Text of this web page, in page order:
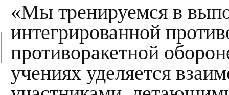
«Мы тренируемся в
интегрированной
противоракетной
учениях уделяется